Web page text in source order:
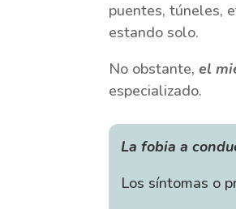
puentes, túneles,
estando solo.
No obstante,el
especializado.
La fobia a
Los síntomas o